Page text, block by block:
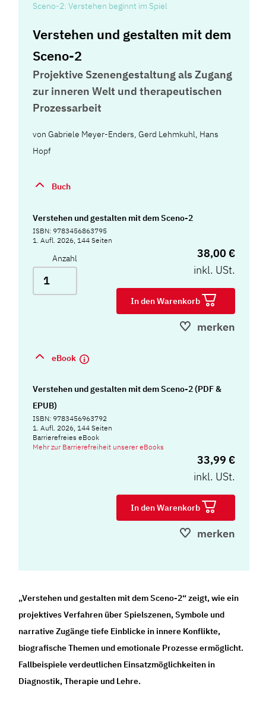
Sceno-2: Verstehen beginnt im Spiel
Verstehen und gestalten mit dem
Sceno-2
Projektive Szenengestaltung als Zugang
zur inneren Welt und therapeutischen
Prozessarbeit
vonGabriele Meyer-Enders,Gerd Lehmkuhl, Hans
Hopf
Buch
Verstehen und gestalten mit dem Sceno-2
ISBN: 9783456863795
1. Aufl. 2026, 144 Seiten
Anzahl
38,00 €
inkl. USt.
In den Warenkorb
merken
eBook
Verstehen und gestalten mit dem Sceno-2 (PDF &
EPUB)
ISBN: 9783456963792
1. Aufl. 2026, 144 Seiten
Barrierefreies eBook
Mehr zur Barrierefreiheit unserer eBooks
33,99 €
inkl. USt.
In den Warenkorb
merken
„Verstehen und gestalten mit dem Sceno-2“ zeigt, wie ein
projektives Verfahren über Spielszenen, Symbole und
narrative Zugänge tiefe Einblicke in innere Konflikte,
biografische Themen und emotionale Prozesse ermöglicht.
Fallbeispiele verdeutlichen Einsatzmöglichkeiten in
Diagnostik, Therapie und Lehre.